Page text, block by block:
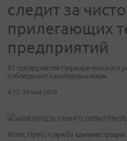
следит за
прилегающих
предприятий
97 предприятий Первореченского
соблюдение санитарных норм
4:17, 30 мая 2018
Фото: Пресс-служба администрации